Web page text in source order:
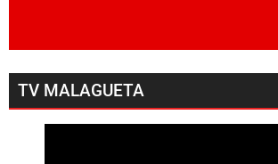
TV MALAGUETA